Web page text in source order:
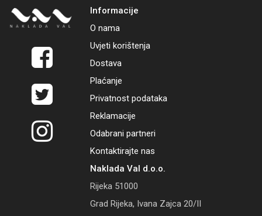
Informacije
O nama
Uvjeti korištenja
Dostava
Plaćanje
Privatnost podataka
Reklamacije
Odabrani partneri
Kontaktirajte nas
Naklada Val d.o.o.
Rijeka 51000
Grad Rijeka, Ivana Zajca 20/II